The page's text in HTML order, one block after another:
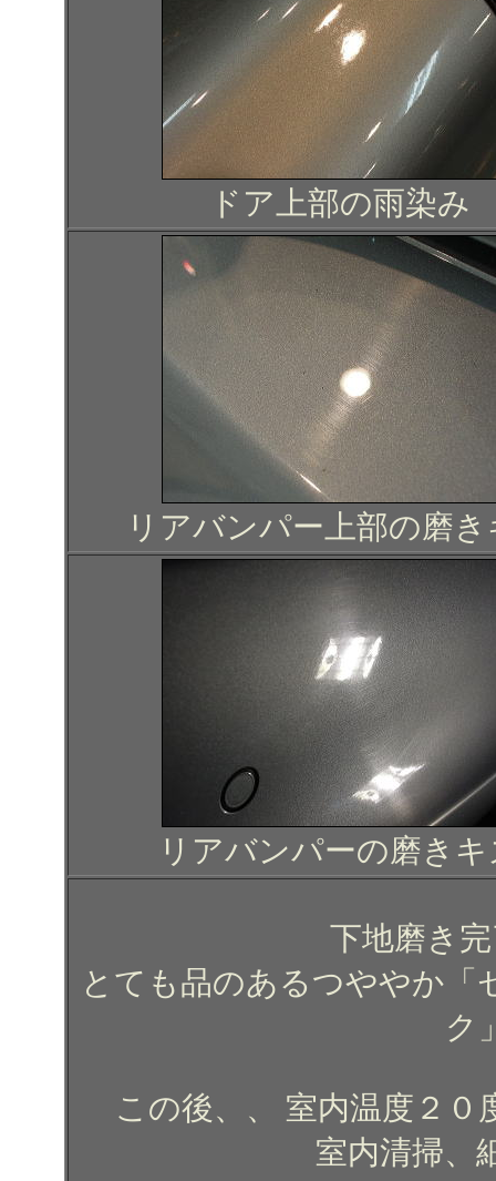
ドア上部の雨染み
リアバンパー上部の磨
リアバンパーの磨きキ
下地磨き
とても品のあるつややか「
ク
この後、、 室内温度２
室内清掃、